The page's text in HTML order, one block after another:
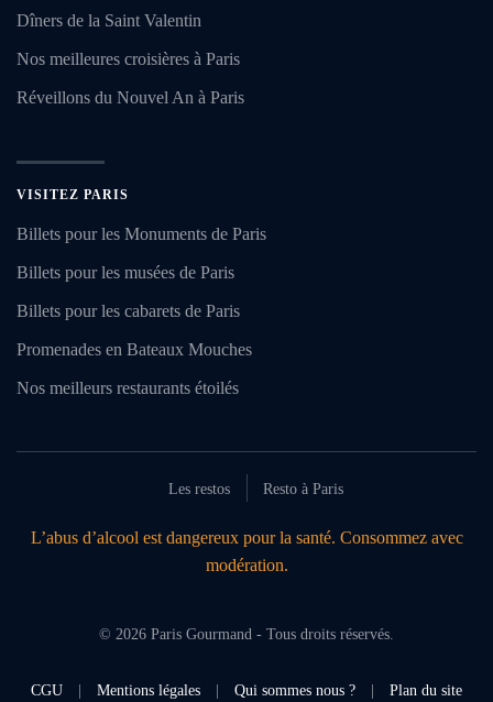
Dîners de la Saint Valentin
Nos meilleures croisières à Paris
Réveillons du Nouvel An à Paris
VISITEZ PARIS
Billets pour les Monuments de Paris
Billets pour les musées de Paris
Billets pour les cabarets de Paris
Promenades en Bateaux Mouches
Nos meilleurs restaurants étoilés
Les restos Resto à Paris
L’abus d’alcool est dangereux pour la santé. Consommez avec
modération.
© 2026 Paris Gourmand - Tous droits réservés.
CGU Mentions légales Qui sommes nous ? Plan du site